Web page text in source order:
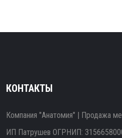
КОНТАКТЫ
Компания "Анатомия" | Продажа
ИП Патрушев ОГРНИП: